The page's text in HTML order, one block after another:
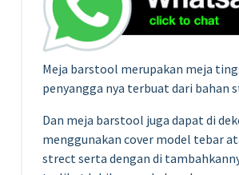
Meja barstool merupakan meja
penyangga nya terbuat dari bahan
Dan meja barstool juga dapat di
menggunakan cover model tebar
strect serta dengan di